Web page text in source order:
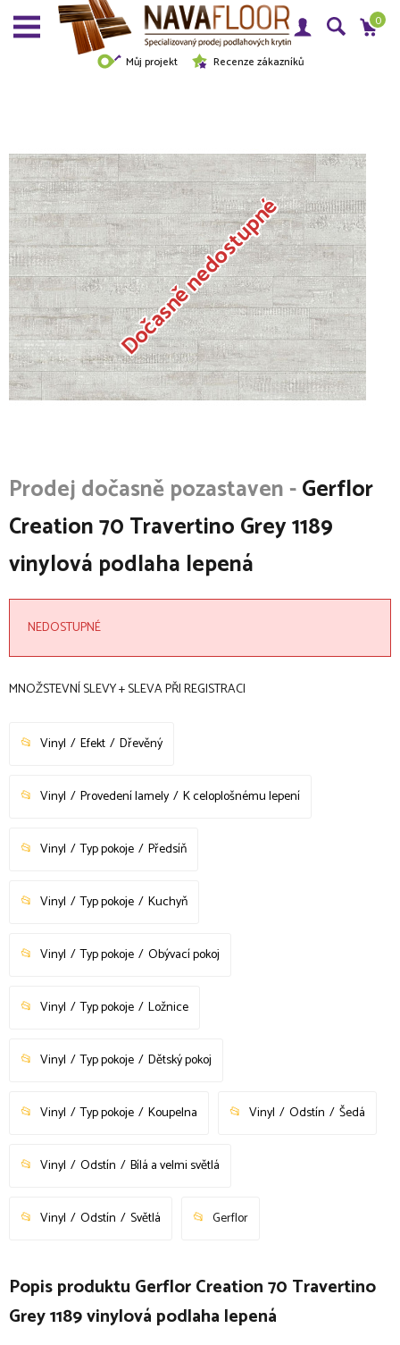
Můj projekt Recenze zákazníků
0
Dočasně nedostupné
Gerflor
Creation 70 Travertino Grey 1189
vinylová podlaha lepená
NEDOSTUPNÉ
MNOŽSTEVNÍ SLEVY + SLEVA PŘI REGISTRACI
Vinyl Efekt Dřevěný
Vinyl Provedení lamely K celoplošnému lepení
Vinyl Typ pokoje Předsíň
Vinyl Typ pokoje Kuchyň
Vinyl Typ pokoje Obývací pokoj
Vinyl Typ pokoje Ložnice
Vinyl Typ pokoje Dětský pokoj
Vinyl Typ pokoje Koupelna Vinyl Odstín Šedá
Vinyl Odstín Bílá a velmi světlá
Vinyl Odstín Světlá Gerflor
Popis produktu Gerflor Creation 70 Travertino
Grey 1189 vinylová podlaha lepená